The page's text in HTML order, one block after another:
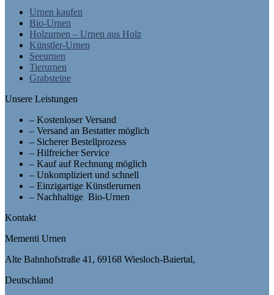
Urnen kaufen
Bio-Urnen
Holzurnen – Urnen aus Holz
Künstler-Urnen
Seeurnen
Tierurnen
Grabsteine
Unsere Leistungen
– Kostenloser Versand
– Versand an Bestatter möglich
– Sicherer Bestellprozess
– Hilfreicher Service
– Kauf auf Rechnung möglich
– Unkompliziert und schnell
– Einzigartige Künstlerurnen
– Nachhaltige Bio-Urnen
Kontakt
Mementi Urnen
Alte Bahnhofstraße 41, 69168 Wiesloch-Baiertal,
Deutschland